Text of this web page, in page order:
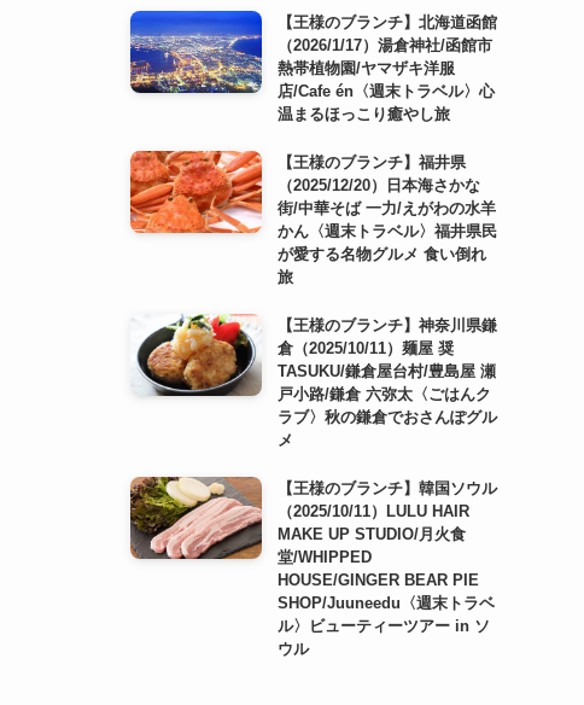
【王様のブランチ】北海道函館
（2026/1/17）湯倉神社/函館市
熱帯植物園/ヤマザキ洋服
店/Cafe én〈週末トラベル〉心
温まるほっこり癒やし旅
【王様のブランチ】福井県
（2025/12/20）日本海さかな
街/中華そば 一力/えがわの水羊
かん〈週末トラベル〉福井県民
が愛する名物グルメ 食い倒れ
旅
【王様のブランチ】神奈川県鎌
倉（2025/10/11）麺屋 奨
TASUKU/鎌倉屋台村/豊島屋 瀬
戸小路/鎌倉 六弥太〈ごはんク
ラブ〉秋の鎌倉でおさんぽグル
メ
【王様のブランチ】韓国ソウル
（2025/10/11）LULU HAIR
MAKE UP STUDIO/月火食
堂/WHIPPED
HOUSE/GINGER BEAR PIE
SHOP/Juuneedu〈週末トラベ
ル〉ビューティーツアー in ソ
ウル